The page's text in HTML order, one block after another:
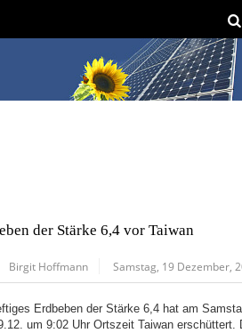
der Stärke 6,4 vor Taiwan
Birgit Hoffmann Samstag, 19 Dezember,
Erdbeben der Stärke 6,4 hat am
um 9:02 Uhr Ortszeit Taiwan erschüttert.